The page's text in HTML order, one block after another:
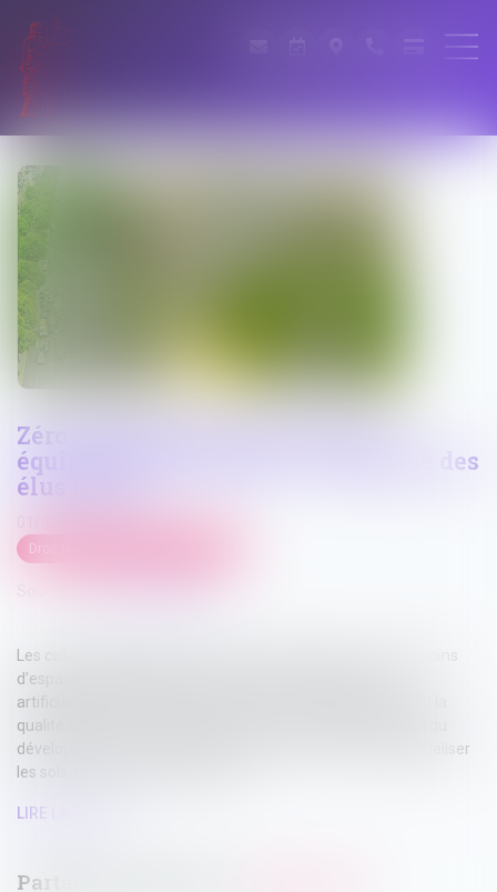
Zéro artificialisation des sols ou
équipements collectifs : le dilemme des
élus locaux
Droit public
Les collectivités locales doivent consommer de moins en moins
d’espaces végétalisés pour tendre vers l’objectif d’une
artificialisation nette nulle en 2050. Ces espaces améliorent la
qualité de vie de leurs habitants. Mais celle-ci dépend aussi du
développement économique, qui a souvent conduit à artificialiser
les sols, ces 30 dernières années...
LIRE LA SUITE